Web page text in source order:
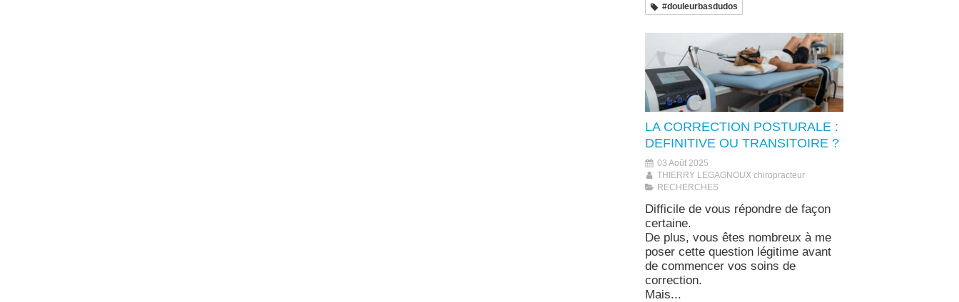
#douleurbasdudos
LA CORRECTION POSTURALE :
DEFINITIVE OU TRANSITOIRE ?
03 Août 2025
THIERRY LEGAGNOUX chiropracteur
RECHERCHES
Difficile de vous répondre de façon
certaine.
De plus, vous êtes nombreux à me
poser cette question légitime avant
de commencer vos soins de
correction.
Mais...